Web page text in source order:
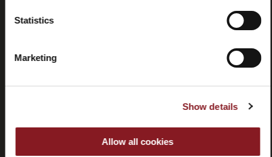
Statistics
Marketing
Show details
Allow all cookies